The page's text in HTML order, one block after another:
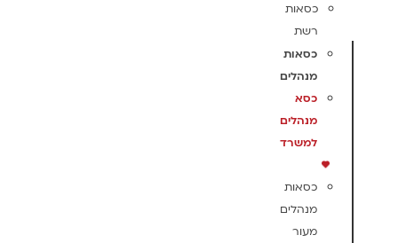
כסאות
רשת
כסאות
מנהלים
כסא
מנהלים
למשרד
כסאות
מנהלים
מעור